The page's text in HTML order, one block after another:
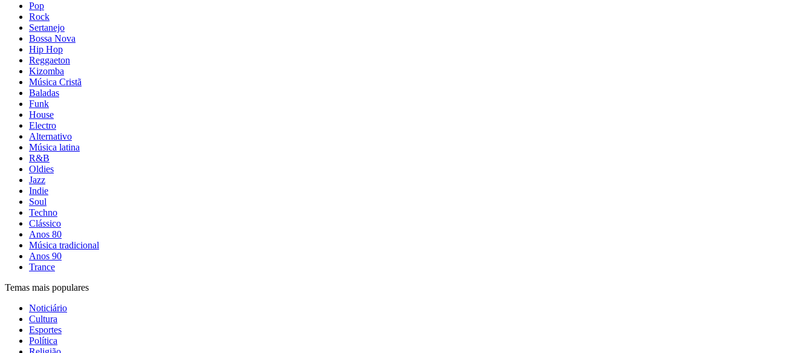
Pop
Rock
Sertanejo
Bossa Nova
Hip Hop
Reggaeton
Kizomba
Música Cristã
Baladas
Funk
House
Electro
Alternativo
Música latina
R&B
Oldies
Jazz
Indie
Soul
Techno
Clássico
Anos 80
Música tradicional
Anos 90
Trance
Temas mais populares
Noticiário
Cultura
Esportes
Política